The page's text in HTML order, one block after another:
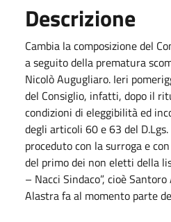
Descrizione
Cambia la composizione del
a seguito della prematura
Nicolò Augugliaro. Ieri
del Consiglio, infatti, dopo il
condizioni di eleggibilità ed
degli articoli 60 e 63 del
proceduto con la surroga e
del primo dei non eletti della
– Nacci Sindaco”, cioè
Alastra fa al momento parte